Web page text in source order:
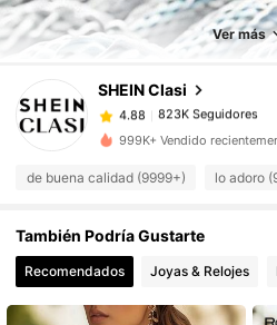
Ver más
SHEIN Clasi
4.88 823K Seguidores
4.88 823K Seguidores
4.88 823K Seguidores
823K Seguidores
4.88 823K Seguidores
999K+ Vendido
de buena calidad (9999+) lo adoro
También Podría Gustarte
Recomendados Joyas & Relojes